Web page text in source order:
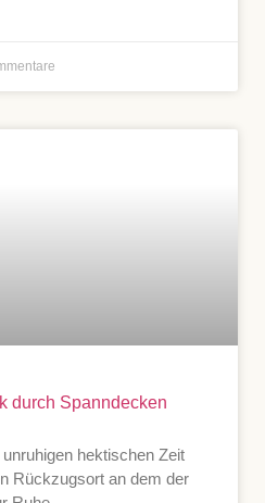
durch Spanndecken
hektischen Zeit
Rückzugsort an dem der